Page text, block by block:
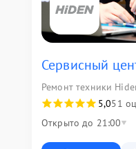
Сервисный
Ремонт техники
5,051
Открыто до 21:00